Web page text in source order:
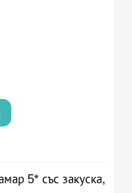
5* със закуска,